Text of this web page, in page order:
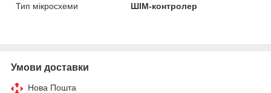
Тип мікросхеми
ШІМ-контролер
Умови доставки
Нова Пошта